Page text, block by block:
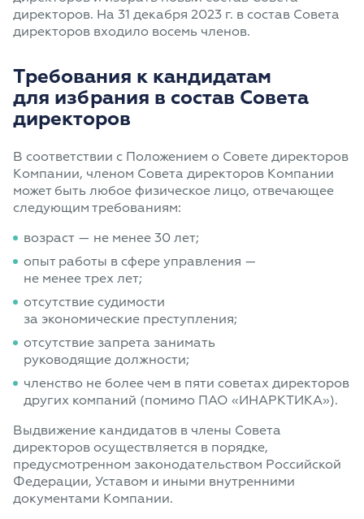
директоров. На 31 декабря 2023 г. в состав Совета
директоров входило восемь членов.
Требования к кандидатам
для избрания в состав Совета
директоров
В соответствии с Положением о Совете директоров
Компании, членом Совета директоров Компании
может быть любое физическое лицо, отвечающее
следующим требованиям:
возраст — не менее 30 лет;
опыт работы в сфере управления —
не менее трех лет;
отсутствие судимости
за экономические преступления;
отсутствие запрета занимать
руководящие должности;
членство не более чем в пяти советах директоров
других компаний (помимо ПАО «ИНАРКТИКА»).
Выдвижение кандидатов в члены Совета
директоров осуществляется в порядке,
предусмотренном законодательством Российской
Федерации, Уставом и иными внутренними
документами Компании.